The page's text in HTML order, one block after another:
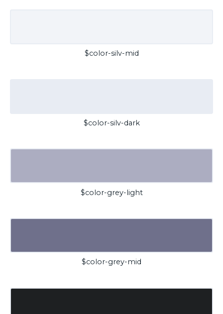
$color-silv-mid
$color-silv-dark
$color-grey-light
$color-grey-mid